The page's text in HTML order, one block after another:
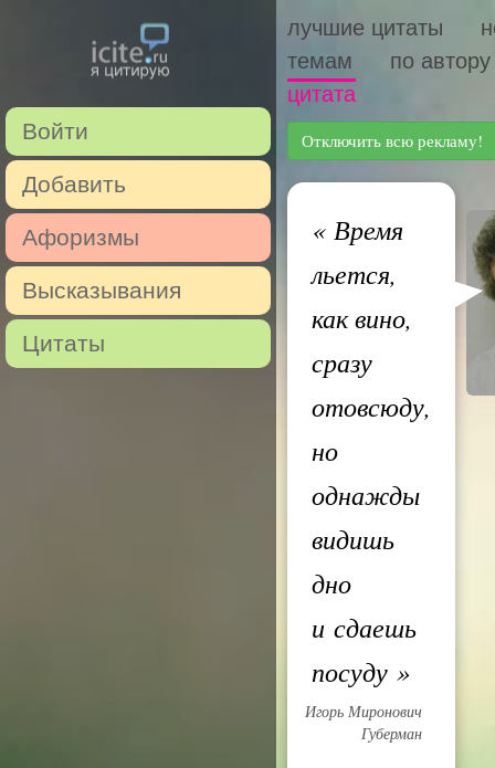
Войти
Добавить
Афоризмы
Высказывания
Цитаты
лучшие цитаты
темам
по автору
цитата
Отключить всю рекламу!
«Время
льется,
как вино,
сразу
отовсюду,
но
однажды
видишь
дно
и сдаешь
посуду »
Игорь Миронович
Губерман